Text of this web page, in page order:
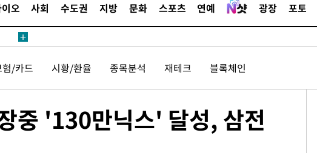
오 사회 수도권 지방 문화 스포츠 연예 광장 포토
"
화"
험/카드 시황/환율 종목분석 재테크 블록체인
중 '130만닉스' 달성, 삼전